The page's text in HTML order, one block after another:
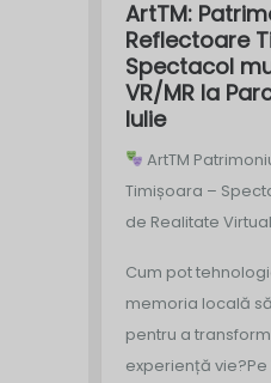
ArtTM:
Reflectoare
Spectacol
VR/MR la
Iulie
ArtTM
Timișoara –
de Realitate
Cum pot
memoria locală
pentru a
experiență vie?